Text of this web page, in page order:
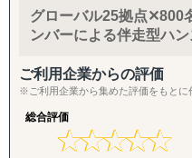
いったお悩みを抱えるご
応できますので、まずはご
②競合調査
「競合がなぜ成功・失敗し
相談をよくいただきます。
弊社の競合調査では、競
のマーケティング戦略の支
「商談化」「販路開拓」
す。
2. パートナー開拓支援
海外展開の成否を分けるの
合わせ」です。開拓戦略の
度付け、アプローチ代行
拓後の現地事業開発（定
グローバル25拠点✕800
ンバーによる伴走型ハ
ご利用企業からの評価
※ご利用企業から集めた評価をもとに
総合評価
★★★★★
★★★★★